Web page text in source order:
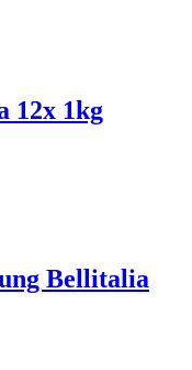
12x 1kg
Bellitalia